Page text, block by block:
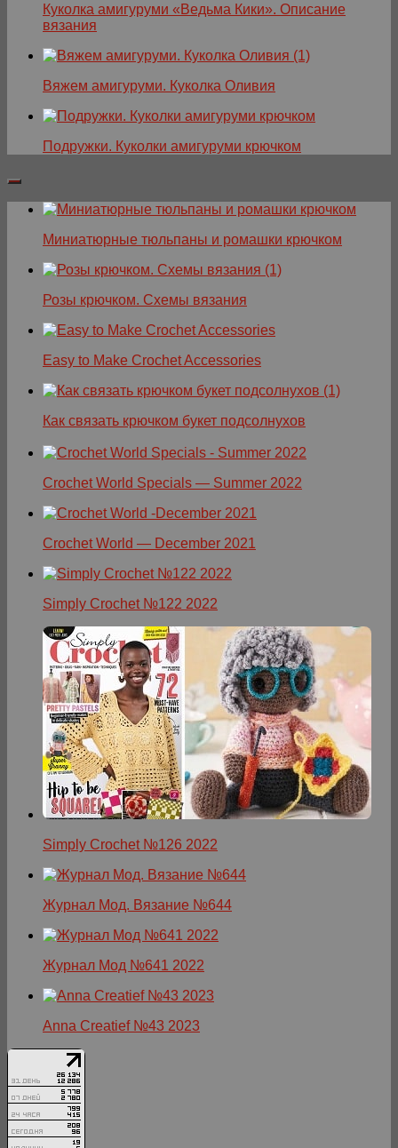
Куколка амигуруми «Ведьма Кики». Описание
вязания
Вяжем амигуруми. Куколка Оливия
Подружки. Куколки амигуруми крючком
Миниатюрные тюльпаны и ромашки крючком
Розы крючком. Схемы вязания
Easy to Make Crochet Accessories
Как связать крючком букет подсолнухов
Crochet World Specials — Summer 2022
Crochet World — December 2021
Simply Crochet №122 2022
Simply Crochet №126 2022
Журнал Мод. Вязание №644
Журнал Мод №641 2022
Anna Creatief №43 2023